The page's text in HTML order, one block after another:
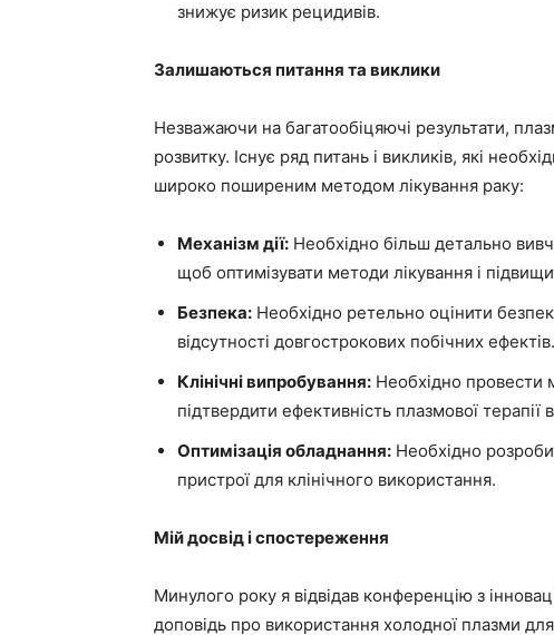
знижує ризик рецидивів.
Залишаються питання та виклики
Незважаючи на багатообіцяючі результати,
розвитку. Існує ряд питань і викликів, які
широко поширеним методом лікування раку:
Механізм дії: Необхідно більш детально
щоб оптимізувати методи лікування і
Безпека: Необхідно ретельно оцінити
відсутності довгострокових побічних ефектів.
Клінічні випробування: Необхідно провести
підтвердити ефективність плазмової терапії
Оптимізація обладнання: Необхідно
пристрої для клінічного використання.
Мій досвід і спостереження
Минулого року я відвідав конференцію з
доповідь про використання холодної плазми